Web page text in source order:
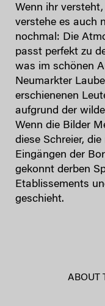
Wenn ihr
verstehe es auch
nochmal: Die
passt perfekt zu
was im schönen
Neumarkter
erschienenen
aufgrund der
Wenn die Bilder
diese Schreier,
Eingängen der
gekonnt derben
Etablissements
geschieht.
ABOUT